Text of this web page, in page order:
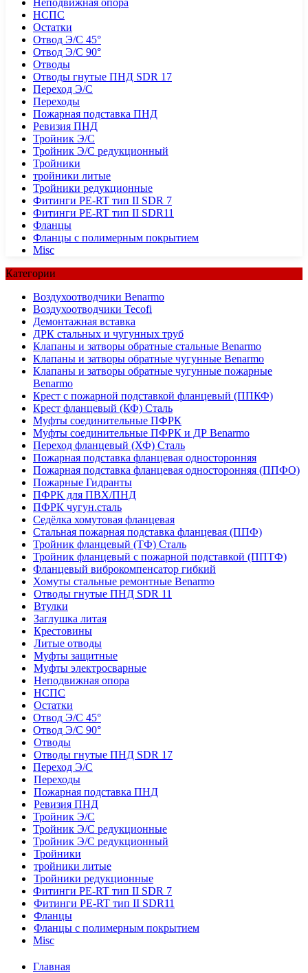
Неподвижная опора
НСПС
Остатки
Отвод Э/С 45°
Отвод Э/С 90°
Отводы
Отводы гнутые ПНД SDR 17
Переход Э/С
Переходы
Пожарная подставка ПНД
Ревизия ПНД
Тройник Э/С
Тройник Э/С редукционный
Тройники
тройники литые
Тройники редукционные
Фитинги PE-RT тип II SDR 7
Фитинги PE-RT тип II SDR11
Фланцы
Фланцы с полимерным покрытием
Misc
Категории
Воздухоотводчики Benarmo
Воздухоотводчики Tecofi
Демонтажная вставка
ДРК стальных и чугунных труб
Клапаны и затворы обратные стальные Benarmo
Клапаны и затворы обратные чугунные Benarmo
Клапаны и затворы обратные чугунные пожарные
Benarmo
Крест с пожарной подставкой фланцевый (ППКФ)
Крест фланцевый (КФ) Сталь
Муфты соединительные ПФРК
Муфты соединительные ПФРК и ДР Benarmo
Переход фланцевый (ХФ) Сталь
Пожарная подставка фланцевая односторонняя
Пожарная подставка фланцевая односторонняя (ППФО)
Пожарные Гидранты
ПФРК для ПВХ/ПНД
ПФРК чугун.сталь
Седёлка хомутовая фланцевая
Стальная пожарная подставка фланцевая (ППФ)
Тройник фланцевый (ТФ) Сталь
Тройник фланцевый с пожарной подставкой (ППТФ)
Фланцевый виброкомпенсатор гибкий
Хомуты стальные ремонтные Benarmo
Отводы гнутые ПНД SDR 11
Втулки
Заглушка литая
Крестовины
Литые отводы
Муфты защитные
Муфты электросварные
Неподвижная опора
НСПС
Остатки
Отвод Э/С 45°
Отвод Э/С 90°
Отводы
Отводы гнутые ПНД SDR 17
Переход Э/С
Переходы
Пожарная подставка ПНД
Ревизия ПНД
Тройник Э/С
Тройник Э/С редукционные
Тройник Э/С редукционный
Тройники
тройники литые
Тройники редукционные
Фитинги PE-RT тип II SDR 7
Фитинги PE-RT тип II SDR11
Фланцы
Фланцы с полимерным покрытием
Misc
Главная